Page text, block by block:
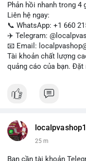
Phản hồi nhanh trong 4
Liên hệ ngay:
📞 WhatsApp: +1 660
✈️ Telegram:
📧 Email:
Tài khoản chất lượng
quảng cáo của bạn. Đặt
25 m
Bạn cần tài khoản